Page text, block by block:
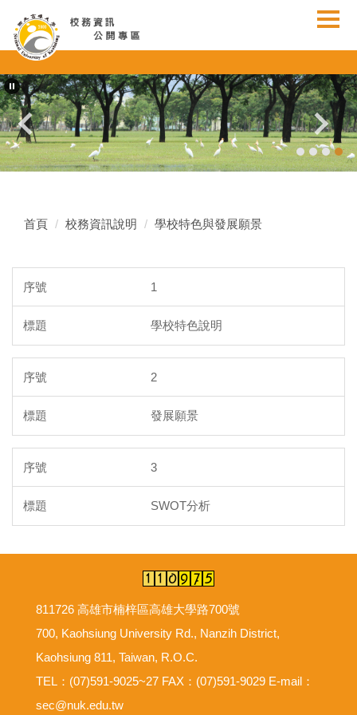
到
主
內
容
區
首頁 校務資訊說明 學校特色與發展願景
1
學校特色說明
2
發展願景
3
SWOT分析
811726 高雄市楠梓區高雄大學路700號
700, Kaohsiung University Rd., Nanzih District,
Kaohsiung 811, Taiwan, R.O.C.
TEL：(07)591-9025~27 FAX：(07)591-9029 E-mail：
sec@nuk.edu.tw